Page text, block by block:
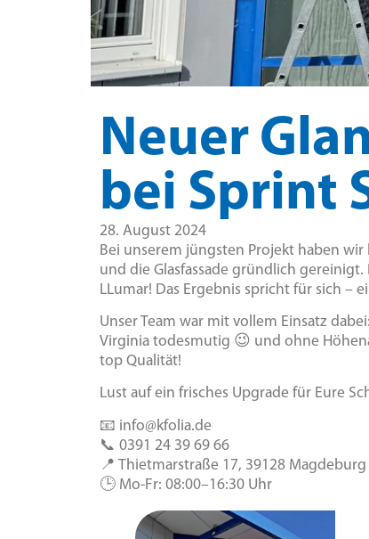
Neuer
bei Sprint
28. August 2024
Bei unserem jüngsten Projekt haben
und die Glasfassade gründlich
LLumar! Das Ergebnis spricht für sich –
Unser Team war mit vollem Einsatz
Virginia todesmutig 😉 und ohne
top Qualität!
Lust auf ein frisches Upgrade für Eure
📧 info@kfolia.de
📞 0391 24 39 69 66
📍 Thietmarstraße 17, 39128 Magdeburg
🕒 Mo-Fr: 08:00–16:30 Uhr